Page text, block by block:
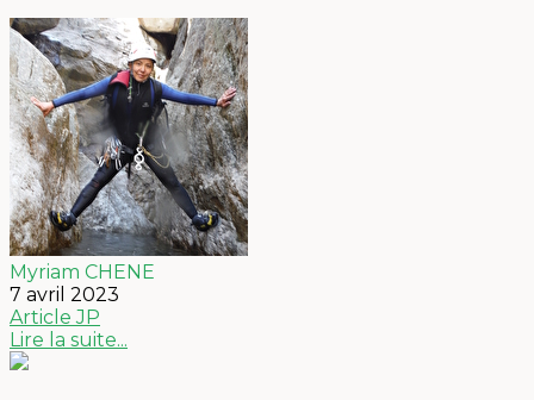
Myriam CHENE
7 avril 2023
ArticleJP
Lire la suite...